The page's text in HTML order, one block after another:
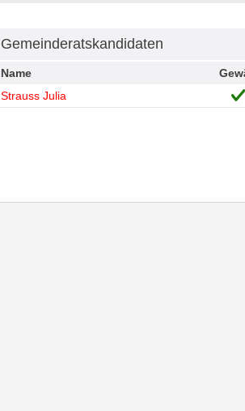
Gemeinderatskandidaten
Name
Strauss Julia